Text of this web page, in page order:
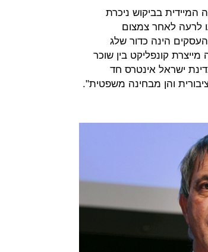
המיידית בביקוש ניכרת
לרעה לאחר צמצום
הינה כדור שלג
קונפליקט בין שוכר
ישראל אינטרס חד
והן מבחינה משפטית".